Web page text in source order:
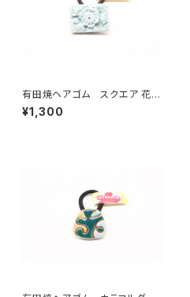
有田焼ヘアゴム スクエア 花
(水色)
¥1,300